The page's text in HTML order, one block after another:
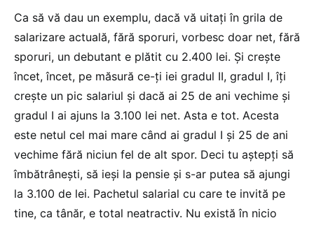
Ca să vă dau un exemplu, dacă vă uitați în grila de
salarizare actuală, fără sporuri, vorbesc doar net, fără
sporuri, un debutant e plătit cu 2.400 lei. Și crește
încet, încet, pe măsură ce-ți iei gradul II, gradul I, îți
crește un pic salariul și dacă ai 25 de ani vechime și
gradul I ai ajuns la 3.100 lei net. Asta e tot. Acesta
este netul cel mai mare când ai gradul I și 25 de ani
vechime fără niciun fel de alt spor. Deci tu aștepți să
îmbătrânești, să ieși la pensie și s-ar putea să ajungi
la 3.100 de lei. Pachetul salarial cu care te invită pe
tine, ca tânăr, e total neatractiv. Nu există în nicio